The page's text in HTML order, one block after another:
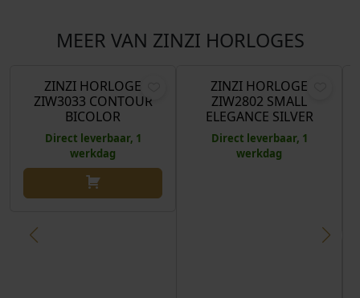
MEER VAN ZINZI HORLOGES
€139,00
ZINZI HORLOGE
ZIW3033 CONTOUR
BICOLOR
Direct leverbaar, 1
werkdag
€129,00
ZINZI HORLOGE
ZIW2802 SMALL
ELEGANCE SILVER
Direct leverbaar, 1
werkdag